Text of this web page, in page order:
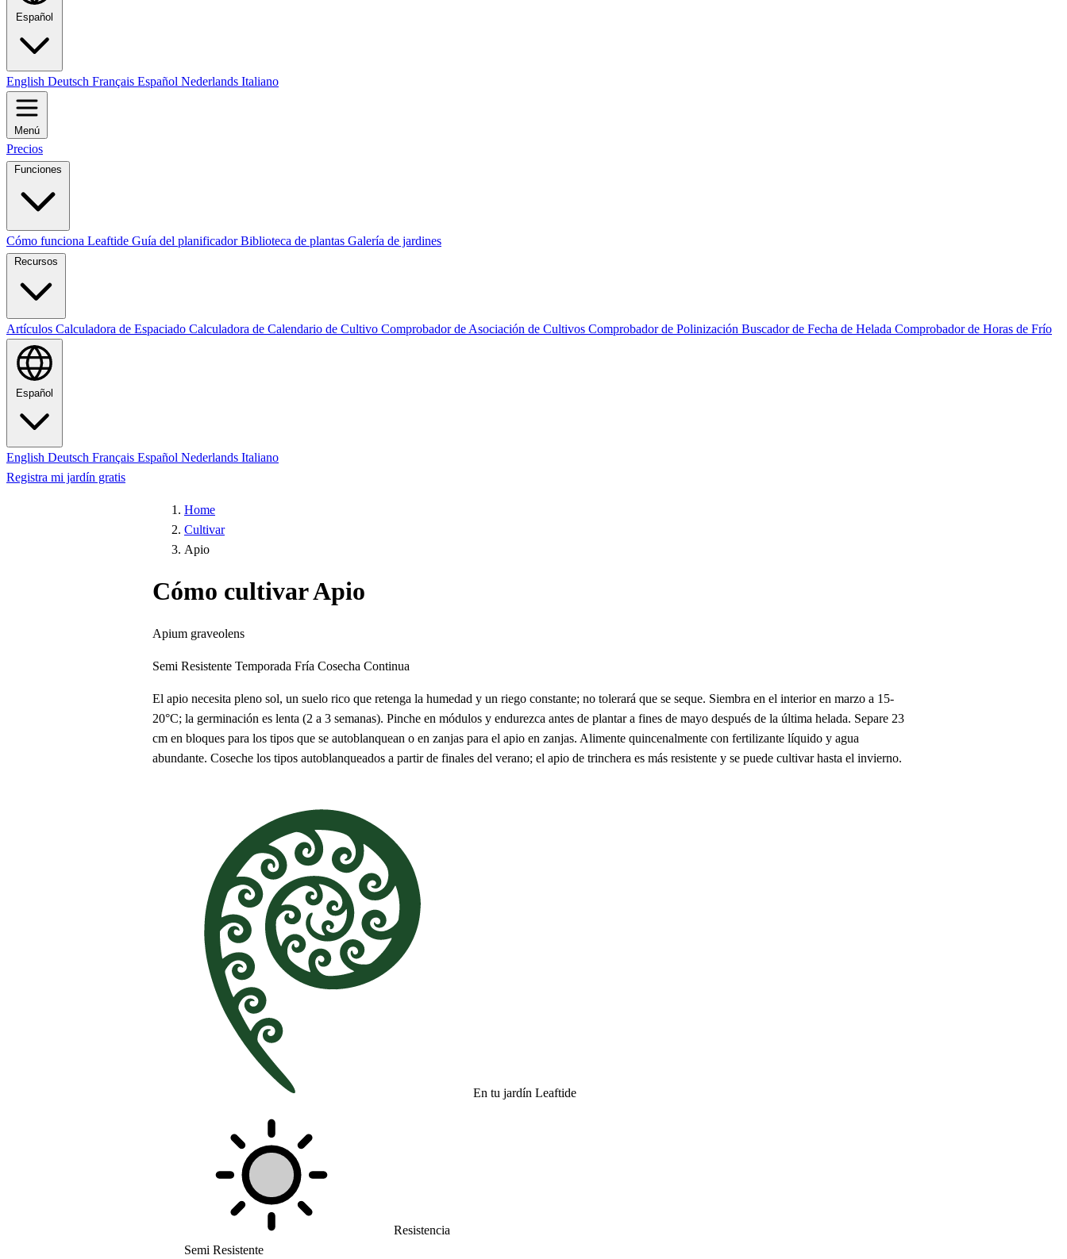
Español
English Deutsch Français Español Nederlands Italiano
Menú
Precios
Funciones
Cómo funciona Leaftide Guía del planificadorBiblioteca de plantas Galería de jardines
Recursos
Artículos Calculadora de Espaciado Calculadora de Calendario de Cultivo Comprobador de Asociación de Cultivos Comprobador de Polinización Buscador de Fecha de Helada Comprobador de Horas de Frío
Español
English Deutsch Français Español Nederlands Italiano
Registra mi jardín gratis
Home
Cultivar
Apio
Cómo cultivar Apio
Apium graveolens
Semi Resistente Temporada Fría Cosecha Continua
El apio necesita pleno sol, un suelo rico que retenga la humedad y un riego constante; no tolerará que se seque. Siembra en el interior en marzo a 15-
20°C; la germinación es lenta (2 a 3 semanas). Pinche en módulos y endurezca antes de plantar a fines de mayo después de la última helada. Separe 23
cm en bloques para los tipos que se autoblanquean o en zanjas para el apio en zanjas. Alimente quincenalmente con fertilizante líquido y agua
abundante. Coseche los tipos autoblanqueados a partir de finales del verano; el apio de trinchera es más resistente y se puede cultivar hasta el invierno.
En tu jardín Leaftide
Resistencia
Semi Resistente